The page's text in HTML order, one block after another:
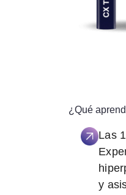
¿Qué
Las
y